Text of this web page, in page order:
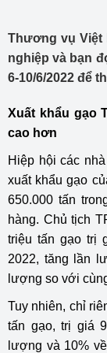
Thương vụ Việt
nghiệp và bạn
6-10/6/2022 để
Xuất khẩu gạo
cao hơn
Hiệp hội các
xuất khẩu gạo
650.000 tấn
hàng. Chủ tịch
triệu tấn gạo trị
2022, tăng lần
lượng so với
Tuy nhiên, chỉ
tấn gạo, trị giá
lượng và 10%